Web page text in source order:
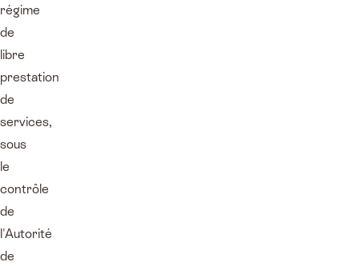
régime
de
libre
prestation
de
services,
sous
le
contrôle
de
l'Autorité
de